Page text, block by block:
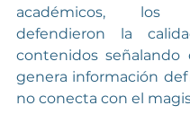
académicos, los
defendieron la
contenidos señalando
genera información
no conecta con el